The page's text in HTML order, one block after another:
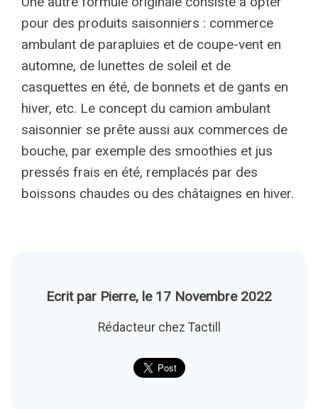
pour des produits saisonniers : commerce
ambulant de parapluies et de coupe-vent en
automne, de lunettes de soleil et de
casquettes en été, de bonnets et de gants en
hiver, etc. Le concept du camion ambulant
saisonnier se prête aussi aux commerces de
bouche, par exemple des smoothies et jus
pressés frais en été, remplacés par des
boissons chaudes ou des châtaignes en hiver.
Ecrit par Pierre, le 17 Novembre 2022
Rédacteur chez Tactill